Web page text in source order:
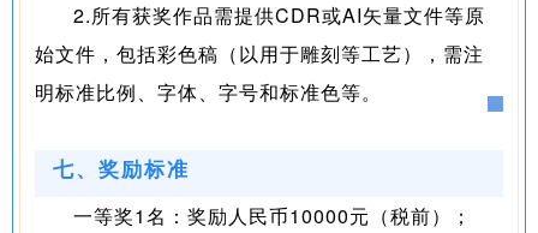
2.所有获奖作品需提供CDR或AI矢量文件等原
始文件，包括彩色稿（以用于雕刻等工艺），需注
明标准比例、字体、字号和标准色等。
七、奖励标准
一等奖1名：奖励人民币10000元（税前）；